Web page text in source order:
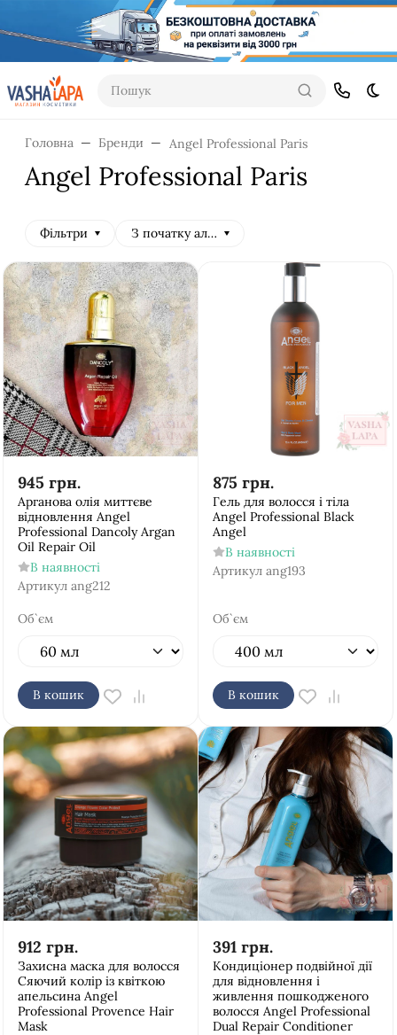
Пошук
Головна Бренди Angel Professional Paris
Angel Professional Paris
Фільтри З початку алфавіту
945 грн.
Арганова олія миттєве
відновлення Аngel
Рrofessional Dancoly Argan
Oil Repair Oil
В наявності
Артикул ang212
Об`єм
В кошик
875 грн.
Гель для волосся і тіла
Аngel Рrofessional Black
Angel
В наявності
Артикул ang193
Об`єм
В кошик
912 грн.
Захисна маска для волосся
Сяючий колір із квіткою
апельсина Аngel
Рrofessional Provence Hair
Mask
391 грн.
Кондиціонер подвійної дії
для відновлення і
живлення пошкодженого
волосся Аngel Рrofessional
Dual Repair Conditioner